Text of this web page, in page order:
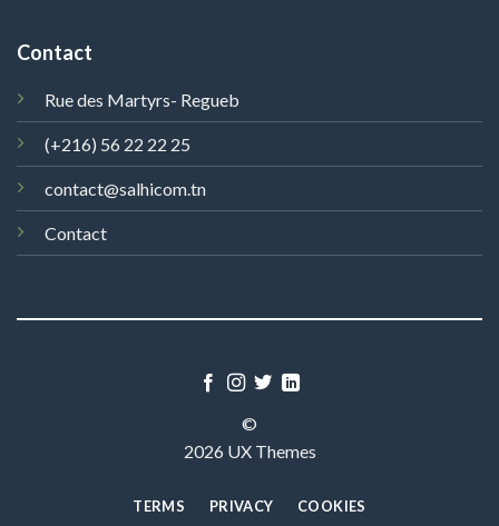
Contact
Rue des Martyrs- Regueb
(+216) 56 22 22 25
contact@salhicom.tn
Contact
©
2026 UX Themes
TERMS PRIVACY COOKIES